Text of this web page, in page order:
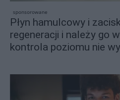
sponsorowane
Płyn hamulcowy i
regeneracji i należy go
kontrola poziomu nie